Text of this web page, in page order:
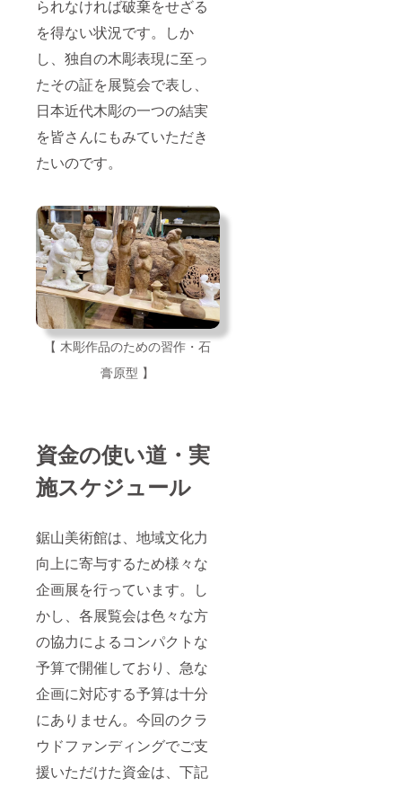
られなければ破棄をせざる
を得ない状況です。しか
し、独自の木彫表現に至っ
たその証を展覧会で表し、
日本近代木彫の一つの結実
を皆さんにもみていただき
たいのです。
【 木彫作品のための習作・石
膏原型 】
資金の使い道・実
施スケジュール
鋸山美術館は、地域文化力
向上に寄与するため様々な
企画展を行っています。し
かし、各展覧会は色々な方
の協力によるコンパクトな
予算で開催しており、急な
企画に対応する予算は十分
にありません。今回のクラ
ウドファンディングでご支
援いただけた資金は、下記